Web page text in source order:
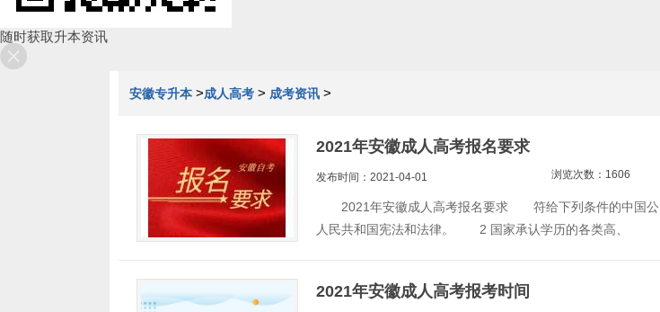
随时获取升本资讯
安徽专升本 >成人高考 > 成考资讯 >
2021年安徽成人高考报名要求
发布时间：2021-04-01 浏览次数：1606
2021年安徽成人高考报名要求 符给下列条件的中国
人民共和国宪法和法律。 2 国家承认学历的各类高、
2021年安徽成人高考报考时间